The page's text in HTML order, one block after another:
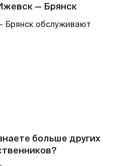
— Брянск
обслуживают
больше других